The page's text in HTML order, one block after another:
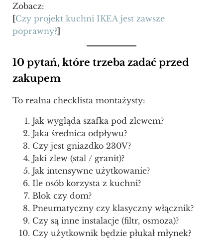
Zobacz:
[Czy projekt kuchni IKEA jest zawsze
poprawny?]
10 pytań, które trzeba zadać przed
zakupem
To realna checklista montażysty:
Jak wygląda szafka pod zlewem?
Jaka średnica odpływu?
Czy jest gniazdko 230V?
Jaki zlew (stal / granit)?
Jak intensywne użytkowanie?
Ile osób korzysta z kuchni?
Blok czy dom?
Pneumatyczny czy klasyczny włącznik?
Czy są inne instalacje (filtr, osmoza)?
Czy użytkownik będzie płukał młynek?